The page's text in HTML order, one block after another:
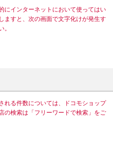
にインターネットにおいて使ってはい
ますと、次の画面で文字化けが発生す
。
れる件数については、ドコモショップ
の検索は「フリーワードで検索」をご